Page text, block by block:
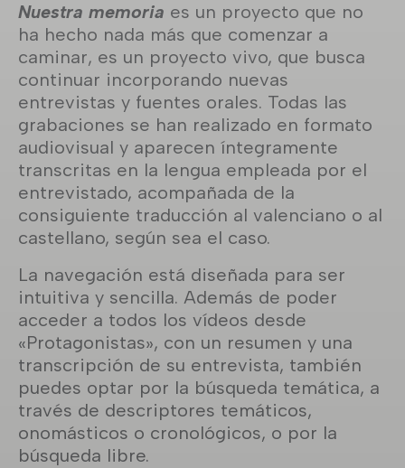
Nuestra memoria es un proyecto que no
ha hecho nada más que comenzar a
caminar, es un proyecto vivo, que busca
continuar incorporando nuevas
entrevistas y fuentes orales. Todas las
grabaciones se han realizado en formato
audiovisual y aparecen íntegramente
transcritas en la lengua empleada por el
entrevistado, acompañada de la
consiguiente traducción al valenciano o al
castellano, según sea el caso.
La navegación está diseñada para ser
intuitiva y sencilla. Además de poder
acceder a todos los vídeos desde
«Protagonistas», con un resumen y una
transcripción de su entrevista, también
puedes optar por la búsqueda temática, a
través de descriptores temáticos,
onomásticos o cronológicos, o por la
búsqueda libre.